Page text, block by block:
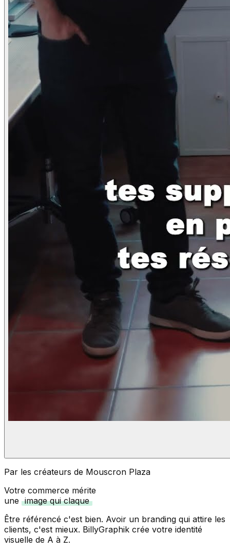
Par les créateurs de Mouscron Plaza
Votre commerce mérite
une image qui claque
Être référencé c'est bien. Avoir un branding qui attire les
clients, c'est mieux. BillyGraphik crée votre identité
visuelle de A à Z.